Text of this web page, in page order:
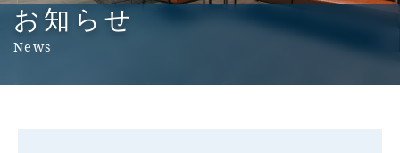
お知らせ
News